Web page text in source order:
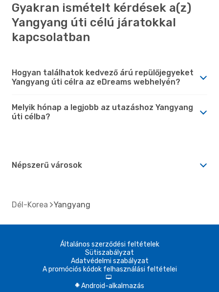
Gyakran ismételt kérdések a(z)
Yangyang úti célú járatokkal
kapcsolatban
Hogyan találhatok kedvező árú repülőjegyeket
Yangyang úti célra az eDreams webhelyén?
Melyik hónap a legjobb az utazáshoz Yangyang
úti célba?
Népszerű városok
Dél-Korea Yangyang
Általános szerződési feltételek
Sütiszabályzat
Adatvédelmi szabályzat
A promóciós kódok felhasználási feltételei
d
A Android-alkalmazás